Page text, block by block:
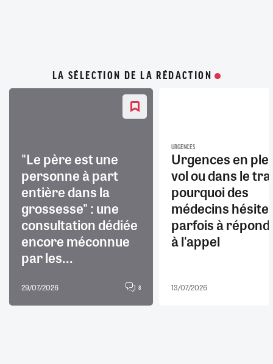
LA SÉLECTION DE LA RÉDACTION
"Le père est une
personne à part
entière dans la
grossesse" : une
consultation dédiée
encore méconnue
par les...
29/07/2026 8
URGENCES
Urgences en
vol ou dans le
pourquoi des
médecins
parfois à
à l'appel
13/07/2026